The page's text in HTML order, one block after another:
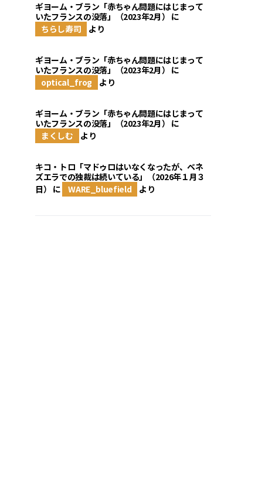
ギヨーム・ブラン「赤ちゃん問題にはじまって
いたフランスの没落」（2023年2月） に
ちらし寿司
より
ギヨーム・ブラン「赤ちゃん問題にはじまって
いたフランスの没落」（2023年2月） に
optical_frog
より
ギヨーム・ブラン「赤ちゃん問題にはじまって
いたフランスの没落」（2023年2月） に
まくしむ
より
キコ・トロ「マドゥロはいなくなったが、ベネ
ズエラでの独裁は続いている」（2026年１月３
日） に WARE_bluefield より